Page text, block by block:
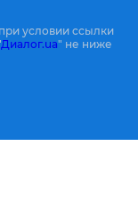
условии ссылки
Диалог.ua" не ниже